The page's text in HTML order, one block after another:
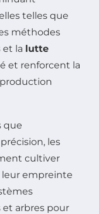
telles que
méthodes
et la lutte
et renforcent la
que
les
cultiver
leur empreinte
et arbres pour